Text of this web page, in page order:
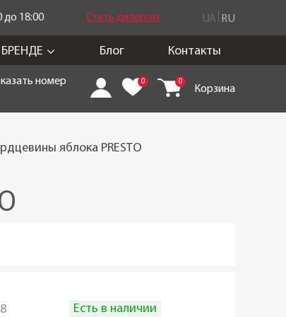
до 18:00 Стать дилером UA RU
Блог Контакты
номер 0 0
Корзина
яблока PRESTO
Есть в наличии